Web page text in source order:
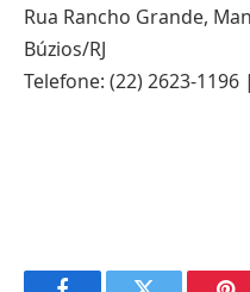
Rua Rancho Grande,
Búzios/RJ
Telefone: (22) 2623-1196